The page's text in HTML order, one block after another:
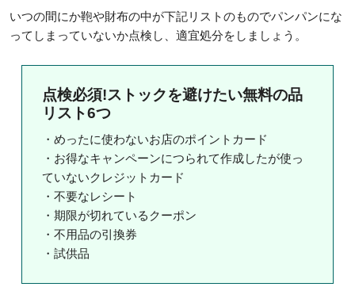
いつの間にか鞄や財布の中が下記リストのものでパンパンにな
ってしまっていないか点検し、適宜処分をしましょう。
点検必須!ストックを避けたい無料の品
リスト6つ
・めったに使わないお店のポイントカード
・お得なキャンペーンにつられて作成したが使っ
ていないクレジットカード
・不要なレシート
・期限が切れているクーポン
・不用品の引換券
・試供品